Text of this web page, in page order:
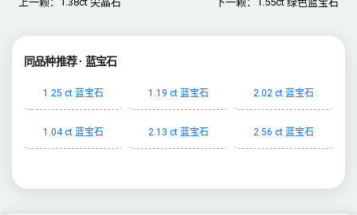
同品种推荐 · 蓝宝石
1.25 ct 蓝宝石 1.19 ct 蓝宝石 2.02 ct 蓝宝石
1.04 ct 蓝宝石 2.13 ct 蓝宝石 2.56 ct 蓝宝石